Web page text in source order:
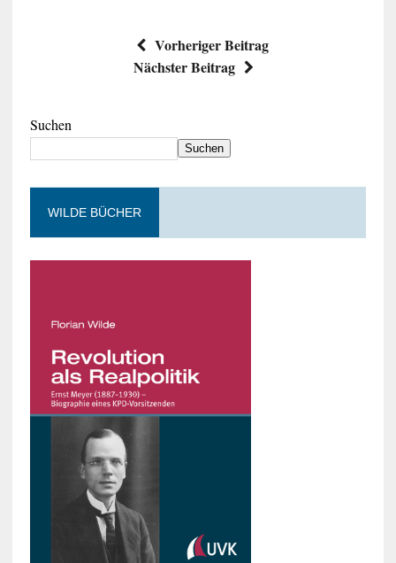
Vorheriger Beitrag
Nächster Beitrag
Suchen
Suchen
WILDE BÜCHER